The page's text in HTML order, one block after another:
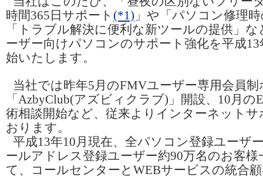
時間365日サポート (*1) 」や「パソコン修理
「トラブル解決に便利な新ツールの提供」
ーザー向けパソコンのサポート強化を平成13
始いたします。
当社では昨年5月のFMVユーザー専用会員
「AzbyClub(アズビィクラブ)」開設、10月
術相談開始など、従来よりインターネット
おります。
平成13年10月現在、全パソコン登録ユーザ
ールアドレス登録ユーザー約90万名のお客様
て、コールセンターとWEBサービスの統合